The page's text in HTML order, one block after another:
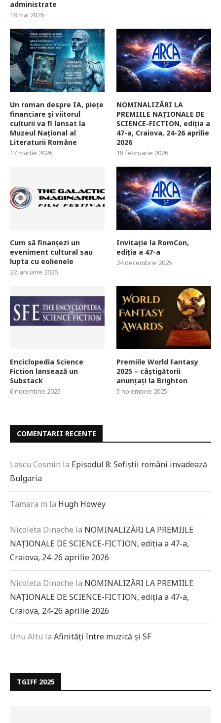
administrate
18 mai 2026
Un roman despre IA, piețe
financiare și viitorul
culturii va fi lansat la
Muzeul Național al
Literaturii Române
17 martie 2026
NOMINALIZĂRI LA
PREMIILE NAȚIONALE DE
SCIENCE-FICTION, ediția a
47-a, Craiova, 24-26 aprilie
2026
18 februarie 2026
Cum să finanțezi un
eveniment cultural sau
lupta cu eolienele
22 ianuarie 2026
Invitație la RomCon,
ediția a 47-a
24 decembrie 2025
Enciclopedia Science
Fiction lansează un
Substack
6 noiembrie 2025
Premiile World Fantasy
2025 – câștigătorii
anunțați la Brighton
5 noiembrie 2025
COMENTARII RECENTE
Lascu Cosmin la Episodul 8: Sefiștii români invadează
Bulgaria
Tamara m la Hugh Howey
Nicoleta Dinache la NOMINALIZĂRI LA PREMIILE
NAȚIONALE DE SCIENCE-FICTION, ediția a 47-a,
Craiova, 24-26 aprilie 2026
Nicoleta Dinache la NOMINALIZĂRI LA PREMIILE
NAȚIONALE DE SCIENCE-FICTION, ediția a 47-a,
Craiova, 24-26 aprilie 2026
Unu Altu la Afinități între muzică și SF
TGIFF 2025